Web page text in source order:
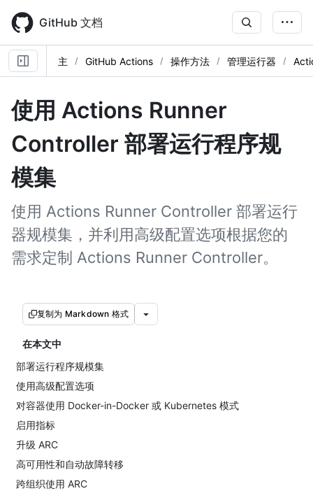
main
content
GitHub 文档
主 GitHub Actions 操作方法 管理运行器
使用 Actions Runner
Controller 部署运行程序规
模集
使用 Actions Runner Controller 部署运行
器规模集，并利用高级配置选项根据您的
需求定制 Actions Runner Controller。
复制为 Markdown 格式
在本文中
部署运行程序规模集
使用高级配置选项
对容器使用 Docker-in-Docker 或 Kubernetes 模式
启用指标
升级 ARC
高可用性和自动故障转移
跨组织使用 ARC